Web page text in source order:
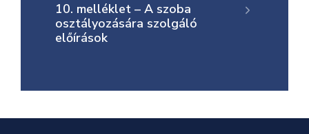
10. melléklet – A szoba
osztályozására szolgáló
előírások